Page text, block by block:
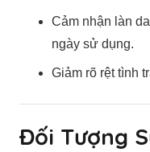
Cảm nhận làn
ngày sử dụng.
Giảm rõ rệt tình
Đối Tượng